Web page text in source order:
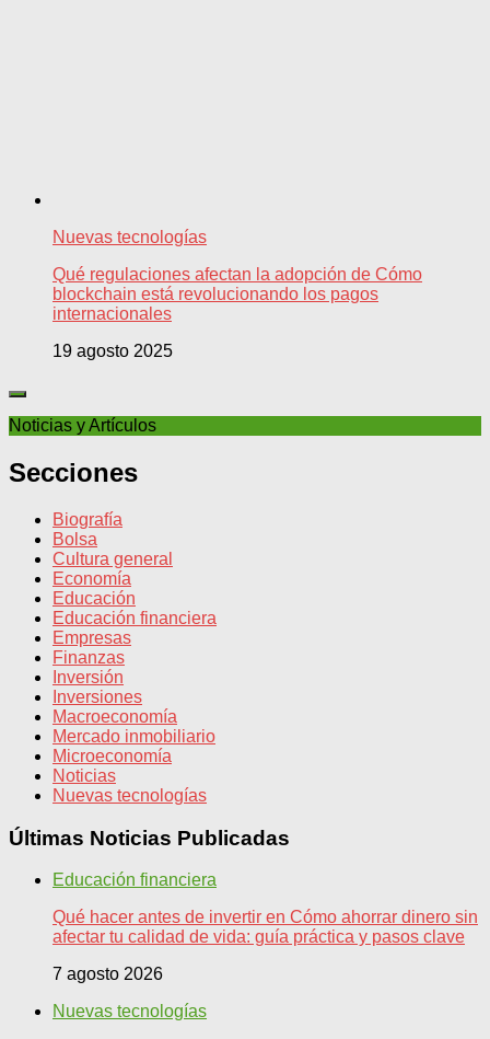
Nuevas tecnologías
Qué regulaciones afectan la adopción de Cómo
blockchain está revolucionando los pagos
internacionales
19 agosto 2025
Noticias y Artículos
Secciones
Biografía
Bolsa
Cultura general
Economía
Educación
Educación financiera
Empresas
Finanzas
Inversión
Inversiones
Macroeconomía
Mercado inmobiliario
Microeconomía
Noticias
Nuevas tecnologías
Últimas Noticias Publicadas
Educación financiera
Qué hacer antes de invertir en Cómo ahorrar dinero sin
afectar tu calidad de vida: guía práctica y pasos clave
7 agosto 2026
Nuevas tecnologías